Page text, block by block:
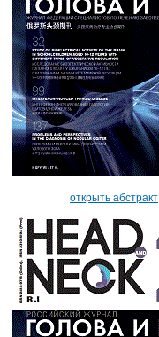
открыть абстракт